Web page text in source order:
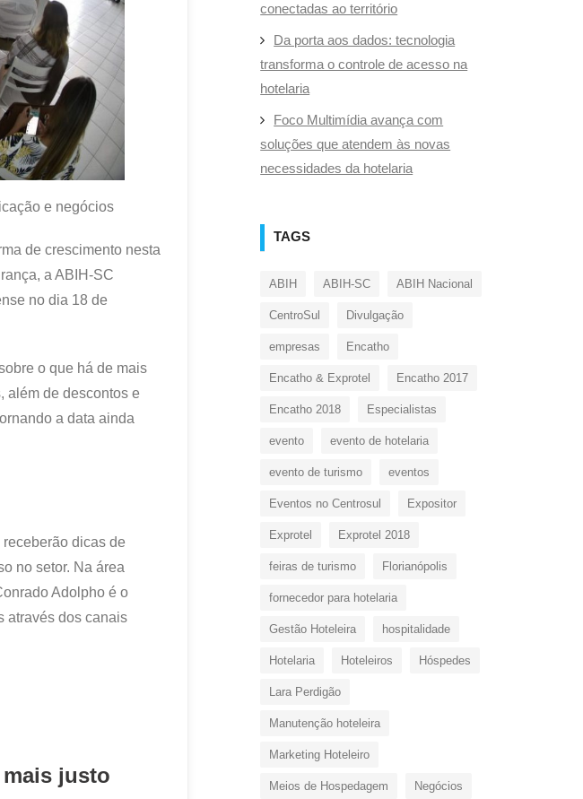
e negócios
de crescimento nesta
a ABIH-SC
no dia 18 de
o que há de mais
além de descontos e
a data ainda
dicas de
no setor. Na área
Adolpho é o
através dos canais
justo
conectadas ao território
Da porta aos dados: tecnologia
transforma o controle de acesso na
hotelaria
Foco Multimídia avança com
soluções que atendem às novas
necessidades da hotelaria
TAGS
ABIH ABIH-SC ABIH Nacional
CentroSul Divulgação
empresas Encatho
Encatho & Exprotel Encatho 2017
Encatho 2018 Especialistas
evento evento de hotelaria
evento de turismo eventos
Eventos no Centrosul Expositor
Exprotel Exprotel 2018
feiras de turismo Florianópolis
fornecedor para hotelaria
Gestão Hoteleira hospitalidade
Hotelaria Hoteleiros Hóspedes
Lara Perdigão
Manutenção hoteleira
Marketing Hoteleiro
Meios de Hospedagem Negócios